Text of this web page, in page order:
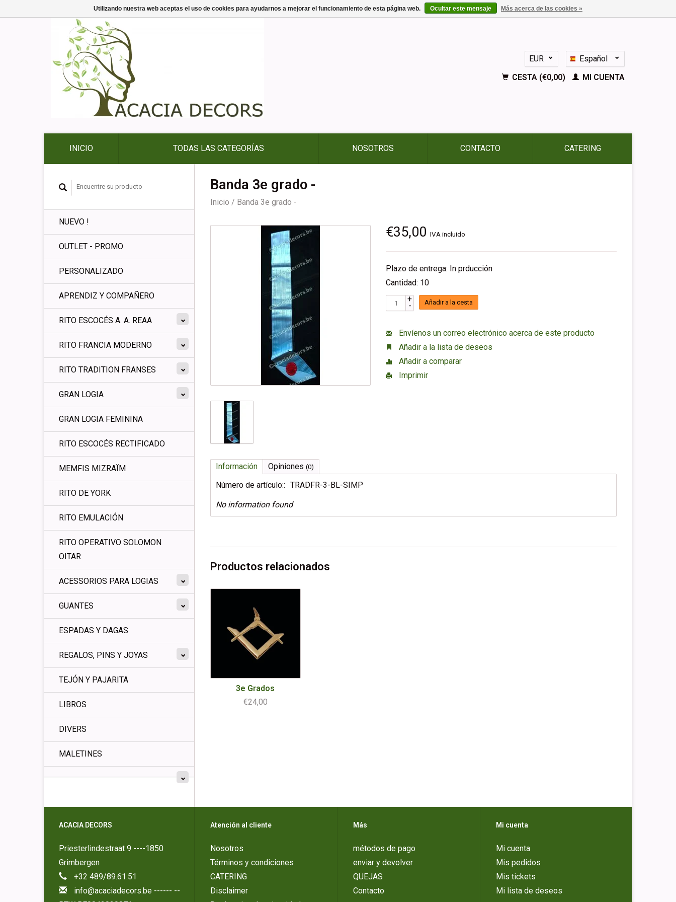
EUR
GBP
Español
Nederlands
Deutsch
CESTA (€0,00) MI CUENTA
INICIO TODAS LAS CATEGORÍAS NOSOTROS CONTACTO CATERING
NUEVO !
OUTLET - PROMO
PERSONALIZADO
APRENDIZ Y COMPAÑERO
RITO ESCOCÉS A. A. REAA
RITO FRANCIA MODERNO
RITO TRADITION FRANSES
GRAN LOGIA
GRAN LOGIA FEMININA
RITO ESCOCÉS RECTIFICADO
MEMFIS MIZRAÏM
RITO DE YORK
RITO EMULACIÓN
RITO OPERATIVO SOLOMON
OITAR
ACESSORIOS PARA LOGIAS
GUANTES
ESPADAS Y DAGAS
REGALOS, PINS Y JOYAS
TEJÓN Y PAJARITA
LIBROS
DIVERS
MALETINES
Banda 3e grado -
Inicio / Banda 3e grado -
€35,00IVA incluido
Plazo de entrega: In prducción
Cantidad: 10
+
- Añadir a la cesta
Envíenos un correo electrónico acerca de este producto
Añadir a la lista de deseos
Añadir a comparar
Imprimir
Información Opiniones (0)
Número de artículo:: TRADFR-3-BL-SIMP
No information found
Productos relacionados
3e Grados
€24,00
ACACIA DECORS
Priesterlindestraat 9 ----1850
Grimbergen
+32 489/89.61.51
info@acaciadecors.be ------ --
Atención al cliente
Nosotros
Términos y condiciones
CATERING
Disclaimer
Más
métodos de pago
enviar y devolver
QUEJAS
Contacto
Mi cuenta
Mi cuenta
Mis pedidos
Mis tickets
Mi lista de deseos
Utilizando nuestra web aceptas el uso de cookies para ayudarnos a mejorar el funcionamiento de esta página web. Ocultar este mensaje Más acerca de las cookies »